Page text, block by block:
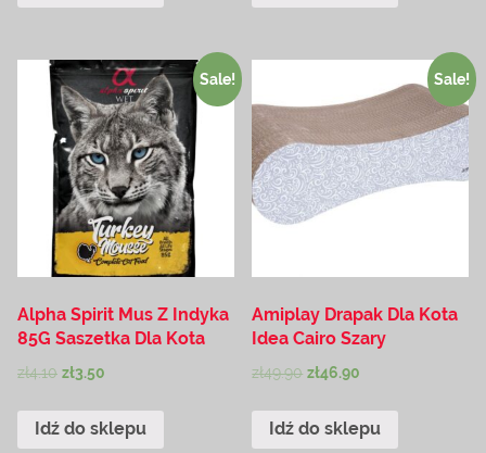
Sale!
Alpha Spirit Mus Z Indyka
85G Saszetka Dla Kota
zł4.10 zł3.50
Idź do sklepu
Sale!
Amiplay Drapak Dla Kota
Idea Cairo Szary
zł49.90 zł46.90
Idź do sklepu